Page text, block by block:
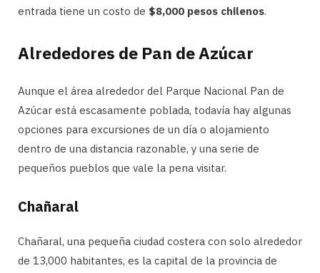
entrada tiene un costo de $8,000 pesos chilenos.
Alrededores de Pan de Azúcar
Aunque el área alrededor del Parque Nacional Pan de
Azúcar está escasamente poblada, todavía hay algunas
opciones para excursiones de un día o alojamiento
dentro de una distancia razonable, y una serie de
pequeños pueblos que vale la pena visitar.
Chañaral
Chañaral, una pequeña ciudad costera con solo alrededor
de 13,000 habitantes, es la capital de la provincia de